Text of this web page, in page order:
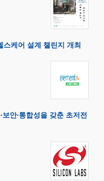
케어 설계 챌린지 개최
안·통합성을 갖춘 초저전